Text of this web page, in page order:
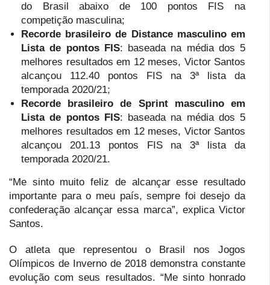
do Brasil abaixo de 100 pontos FIS na
competição masculina;
Recorde brasileiro de Distance masculino em
Lista de pontos FIS: baseada na média dos 5
melhores resultados em 12 meses, Victor Santos
alcançou 112.40 pontos FIS na 3ª lista da
temporada 2020/21;
Recorde brasileiro de Sprint masculino em
Lista de pontos FIS: baseada na média dos 5
melhores resultados em 12 meses, Victor Santos
alcançou 201.13 pontos FIS na 3ª lista da
temporada 2020/21.
“Me sinto muito feliz de alcançar esse resultado
importante para o meu país, sempre foi desejo da
confederação alcançar essa marca”, explica Victor
Santos.
O atleta que representou o Brasil nos Jogos
Olímpicos de Inverno de 2018 demonstra constante
evolução com seus resultados. “Me sinto honrado